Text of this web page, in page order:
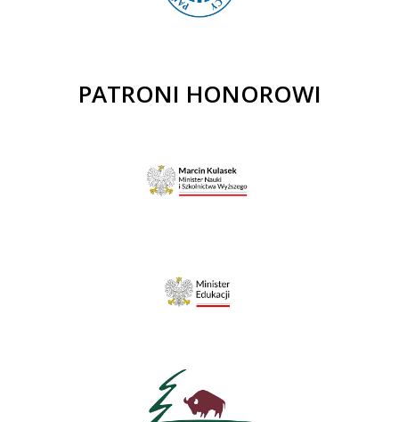
PATRONI HONOROWI